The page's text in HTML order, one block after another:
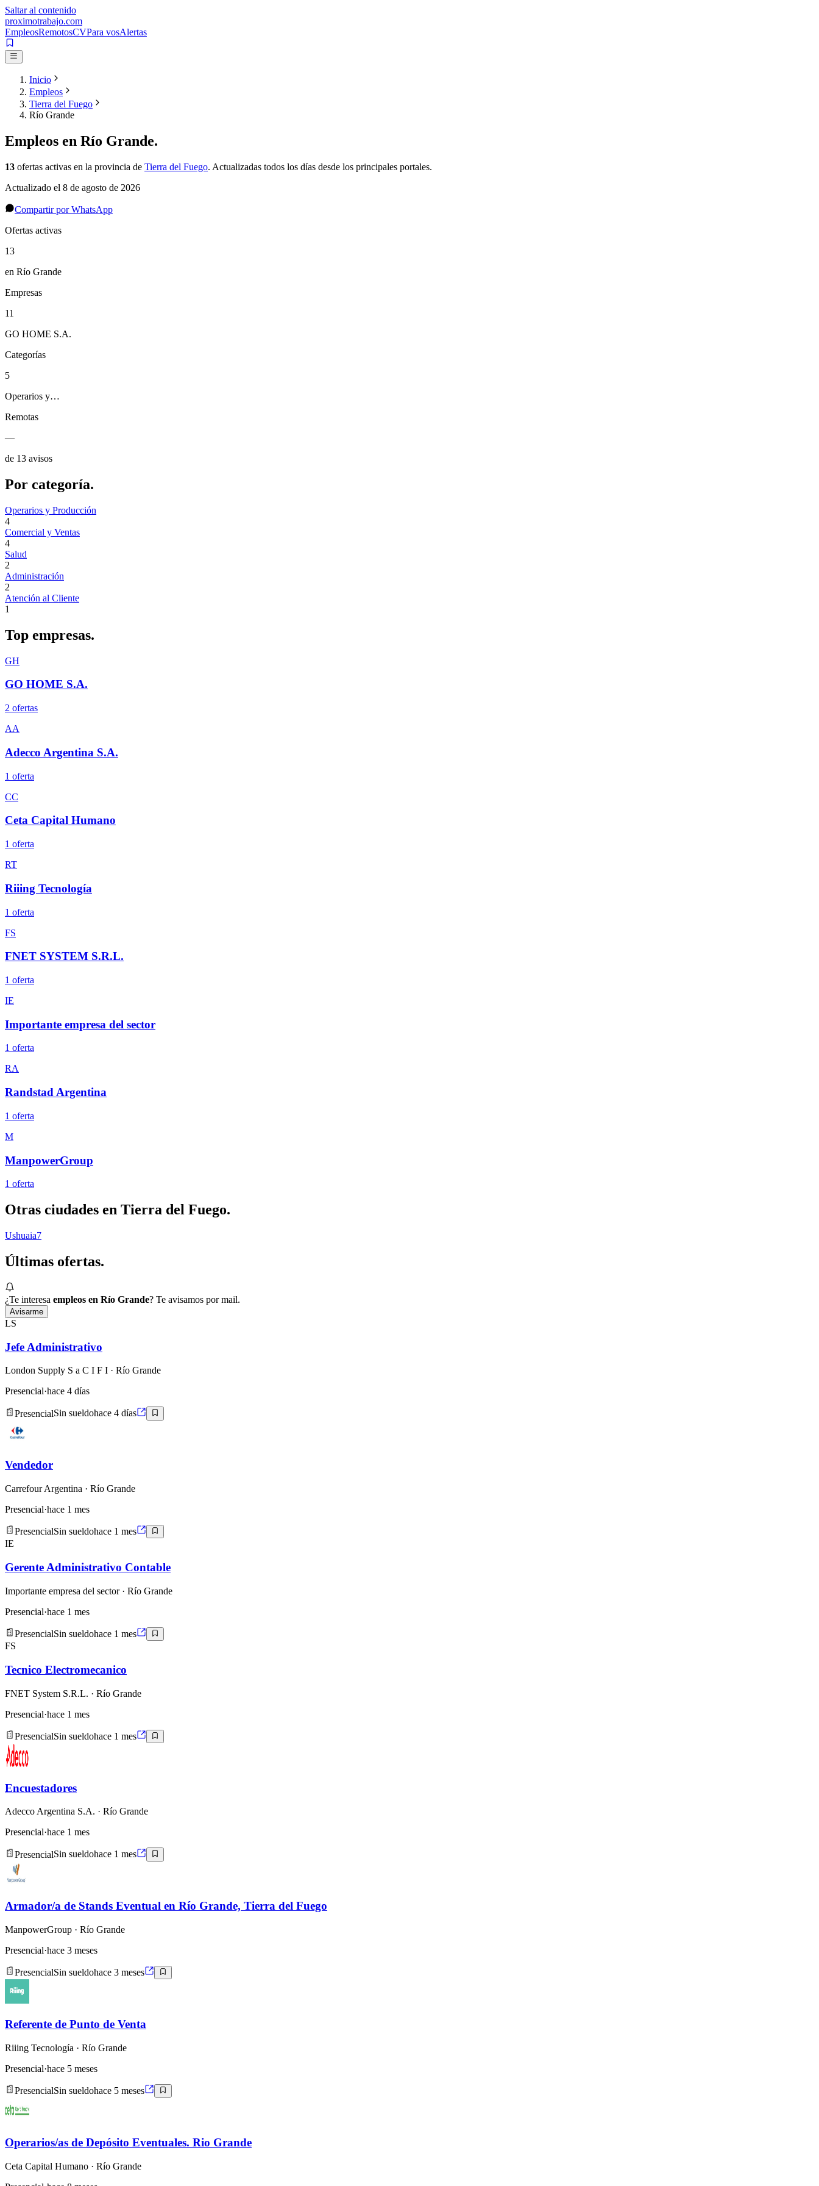
Saltar al contenido
proximotrabajo.com
EmpleosRemotosCVPara vosAlertas
Inicio
Empleos
Tierra del Fuego
Río Grande
Empleos en Río Grande.
13 ofertas activas en la provincia de Tierra del Fuego. Actualizadas todos los días desde los principales portales.
Actualizado el 8 de agosto de 2026
Compartir por WhatsApp
Ofertas activas
13
en Río Grande
Empresas
11
GO HOME S.A.
Categorías
5
Operarios y…
Remotas
—
de 13 avisos
Por categoría.
Operarios y Producción
4
Comercial y Ventas
4
Salud
2
Administración
2
Atención al Cliente
1
Top empresas.
GH
GO HOME S.A.
2 ofertas
AA
Adecco Argentina S.A.
1 oferta
CC
Ceta Capital Humano
1 oferta
RT
Riiing Tecnología
1 oferta
FS
FNET SYSTEM S.R.L.
1 oferta
IE
Importante empresa del sector
1 oferta
RA
Randstad Argentina
1 oferta
M
ManpowerGroup
1 oferta
Otras ciudades en Tierra del Fuego.
Ushuaia7
Últimas ofertas.
¿Te interesa empleos en Río Grande? Te avisamos por mail.
Avisarme
LS
Jefe Administrativo
London Supply S a C I F I · Río Grande
Presencial·hace 4 días
PresencialSin sueldohace 4 días
Vendedor
Carrefour Argentina · Río Grande
Presencial·hace 1 mes
PresencialSin sueldohace 1 mes
IE
Gerente Administrativo Contable
Importante empresa del sector· Río Grande
Presencial·hace 1 mes
PresencialSin sueldohace 1 mes
FS
Tecnico Electromecanico
FNET System S.R.L. · Río Grande
Presencial·hace 1 mes
PresencialSin sueldohace 1 mes
Encuestadores
Adecco Argentina S.A. · Río Grande
Presencial·hace 1 mes
PresencialSin sueldohace 1 mes
Armador/a de Stands Eventual en Río Grande, Tierra del Fuego
ManpowerGroup · Río Grande
Presencial·hace 3 meses
PresencialSin sueldohace 3 meses
Referente de Punto de Venta
Riiing Tecnología · Río Grande
Presencial·hace 5 meses
PresencialSin sueldohace 5 meses
Operarios/as de Depósito Eventuales. Rio Grande
Ceta Capital Humano · Río Grande